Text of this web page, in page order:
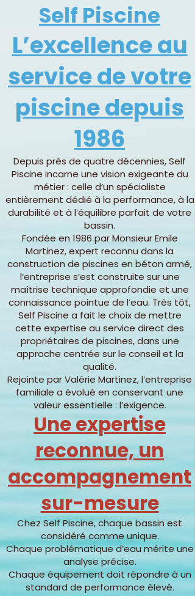
Self Piscine
L’excellence au
service de votre
piscine depuis
1986
Depuis près de quatre décennies, Self
Piscine incarne une vision exigeante du
métier : celle d’un spécialiste
entièrement dédié à la performance, à la
durabilité et à l’équilibre parfait de votre
bassin.
Fondée en 1986 par Monsieur Emile
Martinez, expert reconnu dans la
construction de piscines en béton armé,
l’entreprise s’est construite sur une
maîtrise technique approfondie et une
connaissance pointue de l’eau. Très tôt,
Self Piscine a fait le choix de mettre
cette expertise au service direct des
propriétaires de piscines, dans une
approche centrée sur le conseil et la
qualité.
Rejointe par Valérie Martinez, l’entreprise
familiale a évolué en conservant une
valeur essentielle : l’exigence.
Une expertise
reconnue, un
accompagnement
sur-mesure
Chez Self Piscine, chaque bassin est
considéré comme unique.
Chaque problématique d’eau mérite une
analyse précise.
Chaque équipement doit répondre à un
standard de performance élevé.